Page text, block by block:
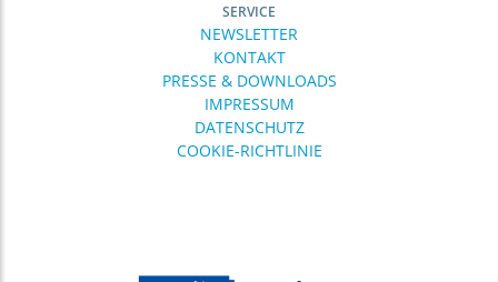
SERVICE
NEWSLETTER
KONTAKT
PRESSE & DOWNLOADS
IMPRESSUM
DATENSCHUTZ
COOKIE-RICHTLINIE